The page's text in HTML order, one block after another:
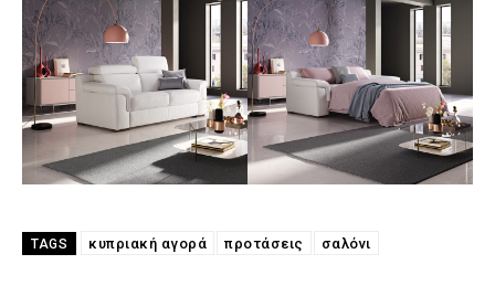
TAGS κυπριακή αγορά προτάσεις σαλόνι